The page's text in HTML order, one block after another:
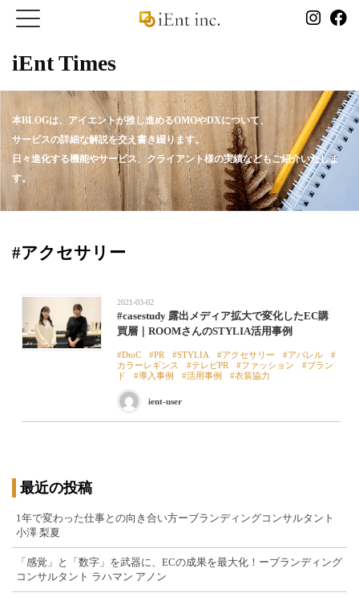
iEnt Times
本BLOGは、アイエントが推し進めるOMOやDXについて、
サービスの詳細な解説を交え書き綴ります。
日々進化する機能やサービス、クライアント様の実績などもご紹介いたしま
す。
#アクセサリー
2021-03-02
#casestudy 露出メディア拡大で変化したEC購
買層｜ROOMさんのSTYLIA活用事例
DtoC PR STYLIA アクセサリー
アパレル
カラーレギンス
テレビPR ファッション
ブラン
ド
導入事例 活用事例 衣装協力
ient-user
最近の投稿
1年で変わった仕事との向き合い方ーブランディングコンサルタント
小澤 梨夏
「感覚」と「数字」を武器に、ECの成果を最大化！ーブランディング
コンサルタント ラハマン アノン